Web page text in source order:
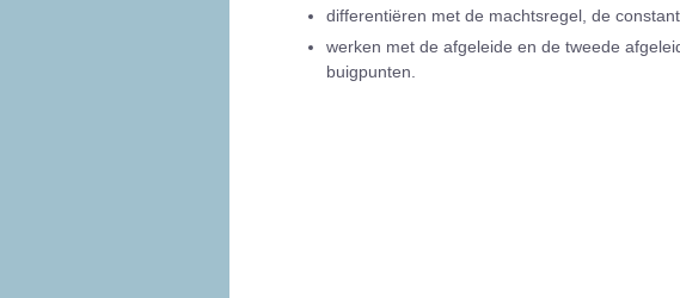
differentiëren met de machtsregel, de
werken met de afgeleide en de tweede
buigpunten.